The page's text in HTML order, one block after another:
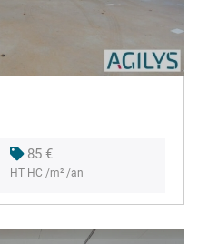
85 €
HT HC /m² /an